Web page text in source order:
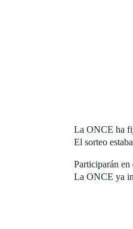
La ONCE ha
El sorteo
Participarán
La ONCE ya